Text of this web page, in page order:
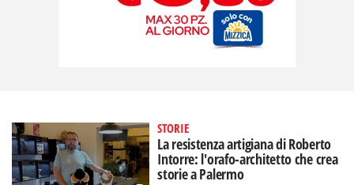
STORIE
La resistenza artigiana di Roberto
Intorre: l'orafo-architetto che crea
storie a Palermo